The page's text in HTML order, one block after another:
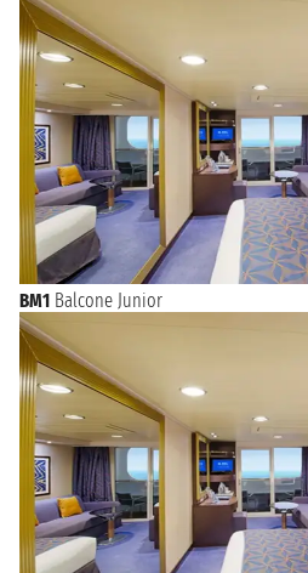
BM1 Balcone Junior